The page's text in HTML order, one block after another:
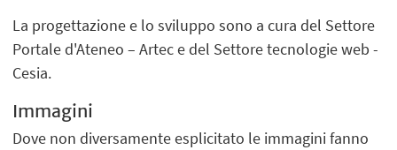
La progettazione e lo sviluppo sono a cura del Settore
Portale d'Ateneo – Artec e del Settore tecnologie web -
Cesia.
Immagini
Dove non diversamente esplicitato le immagini fanno